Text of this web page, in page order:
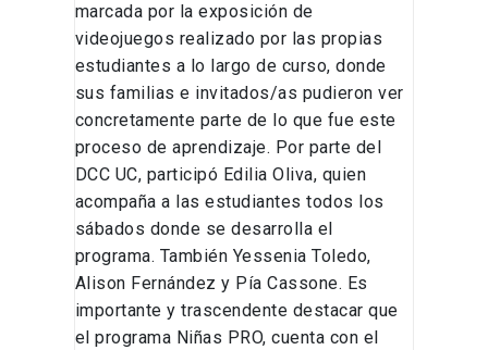
marcada por la exposición de
videojuegos realizado por las propias
estudiantes a lo largo de curso, donde
sus familias e invitados/as pudieron ver
concretamente parte de lo que fue este
proceso de aprendizaje. Por parte del
DCC UC, participó Edilia Oliva, quien
acompaña a las estudiantes todos los
sábados donde se desarrolla el
programa. También Yessenia Toledo,
Alison Fernández y Pía Cassone. Es
importante y trascendente destacar que
el programa Niñas PRO, cuenta con el